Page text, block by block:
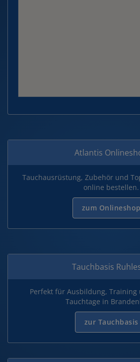
Atlantis
Tauchausrüstung, Zubehör und
online bestellen.
zum Onlineshop
Tauchbasis
Perfekt für Ausbildung,
Tauchtage in
zur Tauchbasis